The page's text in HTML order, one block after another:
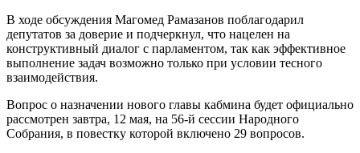
В ходе обсуждения Магомед Рамазанов поблагодарил
депутатов за доверие и подчеркнул, что нацелен на
конструктивный диалог с парламентом, так как эффективное
выполнение задач возможно только при условии тесного
взаимодействия.
Вопрос о назначении нового главы кабмина будет официально
рассмотрен завтра, 12 мая, на 56-й сессии Народного
Собрания, в повестку которой включено 29 вопросов.